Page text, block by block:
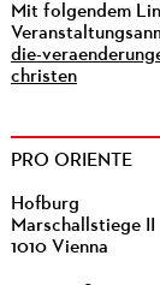
Mit folgendem
die-
christen
PRO ORIENTE
Hofburg
Marschallstiege II
1010 Vienna